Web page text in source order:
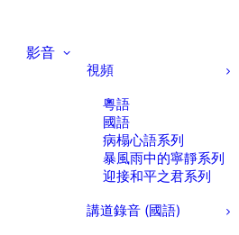
影音
視頻
粵語
國語
病榻心語系列
暴風雨中的寧靜系列
迎接和平之君系列
講道錄音 (國語)